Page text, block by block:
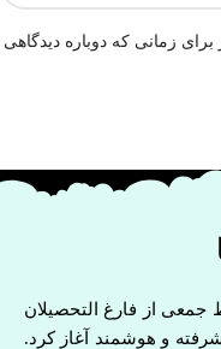
زمانی که دوباره دیدگاهی
را توسط جمعی از فارغ التحصیلان
و هوشمند آغاز کرد.